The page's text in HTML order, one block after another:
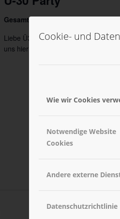
Cookie- und
Wie wir Cookies
Notwendige Website
Cookies
Andere externe
Datenschutzrichtlinie
Gesamtes Haus
Liebe Ü30er, wir haben schon fast
uns hier und da herumgedrückt,